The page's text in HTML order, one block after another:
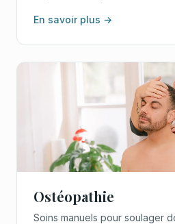
En savoir plus →
Ostéopathie
Soins manuels pour soulager